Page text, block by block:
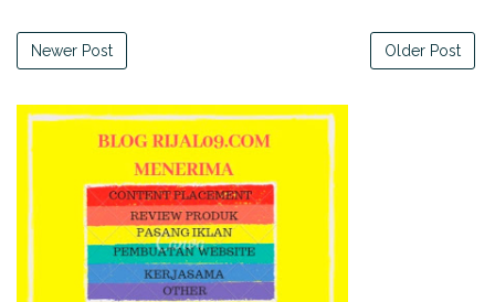
Newer Post Older Post